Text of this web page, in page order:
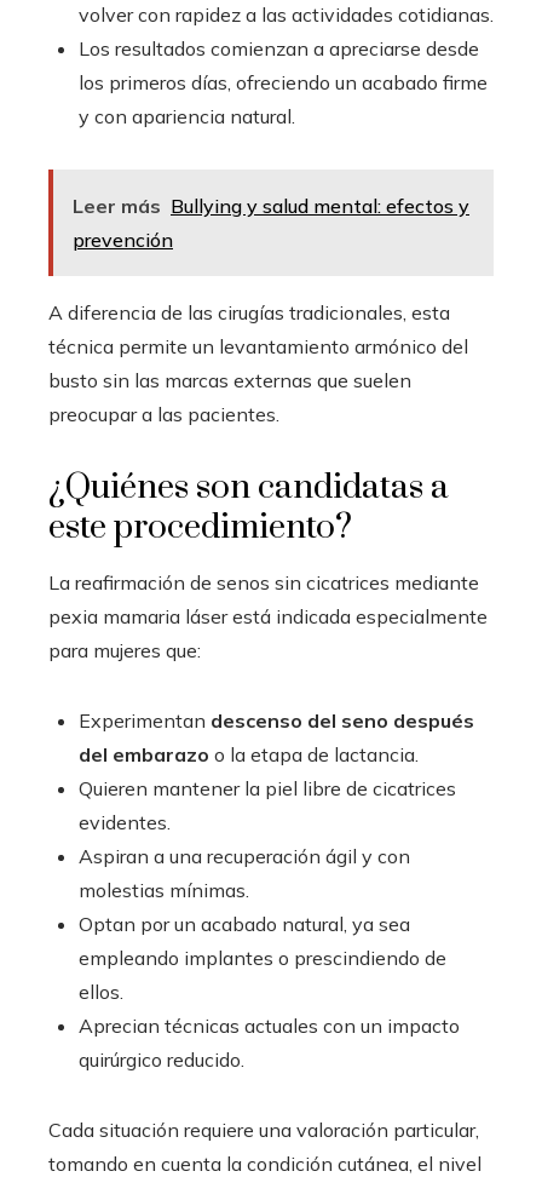
volver con rapidez a las actividades cotidianas.
Los resultados comienzan a apreciarse desde
los primeros días, ofreciendo un acabado firme
y con apariencia natural.
Leer más Bullying y salud mental: efectos y
prevención
A diferencia de las cirugías tradicionales, esta
técnica permite un levantamiento armónico del
busto sin las marcas externas que suelen
preocupar a las pacientes.
¿Quiénes son candidatas a
este procedimiento?
La reafirmación de senos sin cicatrices mediante
pexia mamaria láser está indicada especialmente
para mujeres que:
Experimentan descenso del seno después
del embarazo o la etapa de lactancia.
Quieren mantener la piel libre de cicatrices
evidentes.
Aspiran a una recuperación ágil y con
molestias mínimas.
Optan por un acabado natural, ya sea
empleando implantes o prescindiendo de
ellos.
Aprecian técnicas actuales con un impacto
quirúrgico reducido.
Cada situación requiere una valoración particular,
tomando en cuenta la condición cutánea, el nivel